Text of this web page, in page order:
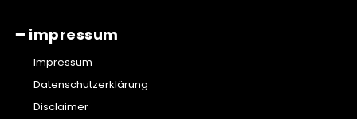
━ impressum
Impressum
Datenschutzerklärung
Disclaimer